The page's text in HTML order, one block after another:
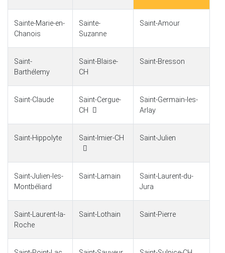
Sainte-Marie-en-
Chanois
Sainte-
Suzanne
Saint-Amour
Saint-
Barthélemy
Saint-Blaise-
CH
Saint-Bresson
Saint-Claude
Saint-Cergue-
CH
Saint-Germain-les-
Arlay
Saint-Hippolyte Saint-Imier-CH Saint-Julien
Saint-Julien-les-
Montbéliard
Saint-Lamain
Saint-Laurent-du-
Jura
Saint-Laurent-la-
Roche
Saint-Lothain Saint-Pierre